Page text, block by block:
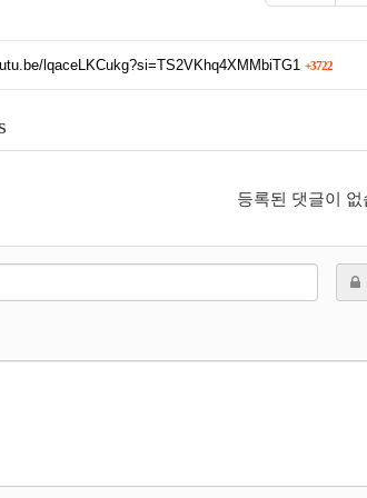
lqaceLKCukg?si=TS2VKhq4XMMbiTG1 +3722
등록된 댓글이 없